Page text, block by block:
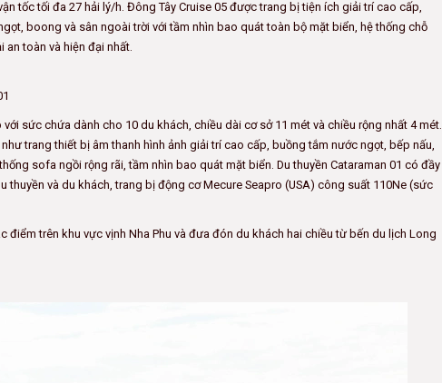
tốc tối đa 27 hải lý/h. Đông Tây Cruise 05 được trang bị tiện ích giải trí cao cấp,
boong và sân ngoài trời với tầm nhìn bao quát toàn bộ mặt biển, hệ thống chỗ
an toàn và hiện đại nhất.
sức chứa dành cho 10 du khách, chiều dài cơ sở 11 mét và chiều rộng nhất 4 mét.
trang thiết bị âm thanh hình ảnh giải trí cao cấp, buồng tắm nước ngọt, bếp nấu,
sofa ngồi rộng rãi, tầm nhìn bao quát mặt biển. Du thuyền Cataraman 01 có đầy
và du khách, trang bị động cơ Mecure Seapro (USA) công suất 110Ne (sức
điểm trên khu vực vịnh Nha Phu và đưa đón du khách hai chiều từ bến du lịch Long